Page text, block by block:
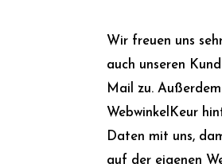
Wir freuen uns
auch unseren
Mail zu.
WebwinkelKeur
Daten mit uns,
auf der eigenen